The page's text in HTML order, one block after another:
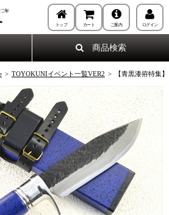
トップ カート ご案内 ログイン
商品検索
> TOYOKUNIイベント一覧VER2 > 【青黒漆拵特集】